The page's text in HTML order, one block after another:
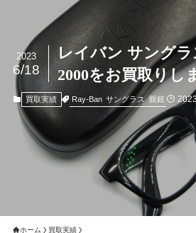
レイバン サングラ
2000をお買取りし
2023
6/18
買取実績 Ray-Ban サングラス 眼鏡
ホーム 買取実績